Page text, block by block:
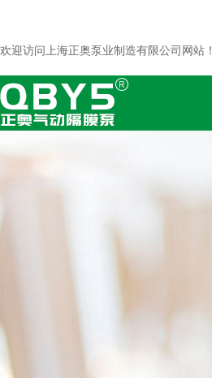
欢迎访问上海正奥泵业制造有限公司网站！